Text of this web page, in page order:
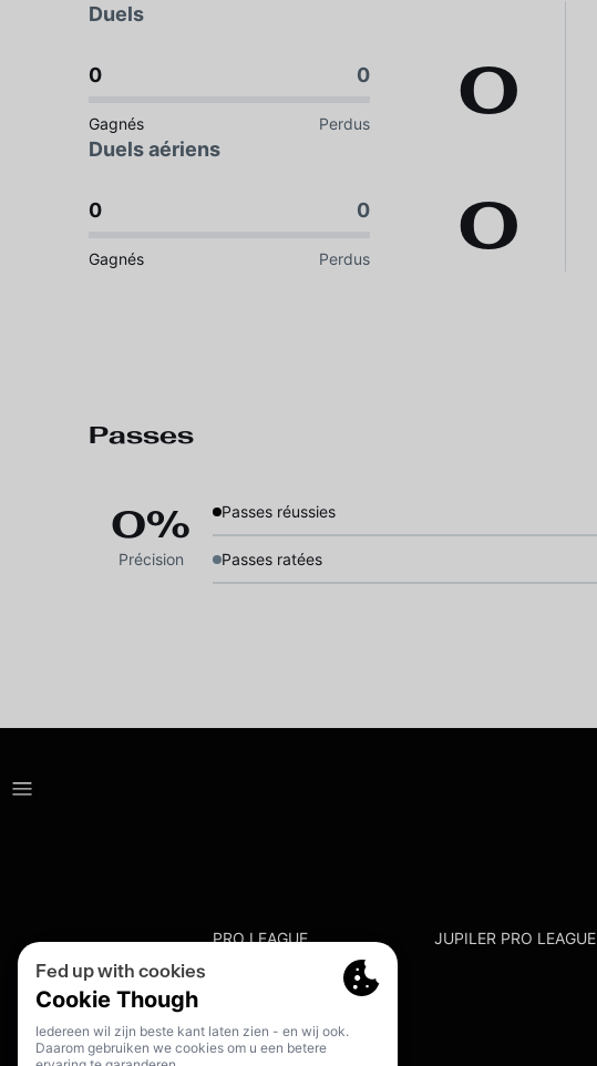
Duels
0 0
Gagnés Perdus 0
Duels aériens
0 0
Gagnés Perdus 0
Passes
0%
Précision
Passes réussies
Passes ratées
PRO LEAGUE JUPILER PRO LEAGUE